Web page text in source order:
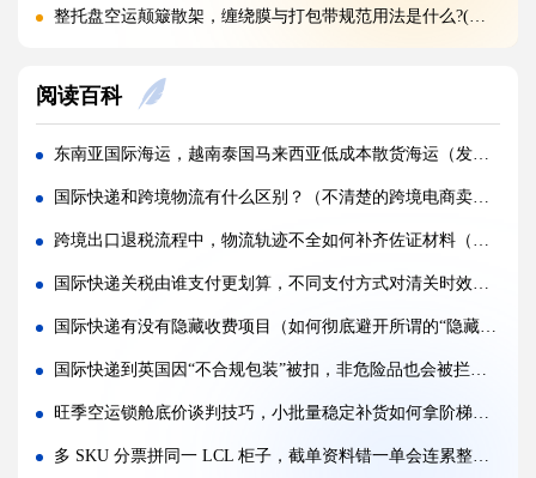
整托盘空运颠簸散架，缠绕膜与打包带规范用法是什么?(国际空运干货知识分享)
多国中转空运，过境海关查验该如何配合举证（国际空运干货知识分享）
多 SKU 混装托盘空运，如何装箱能减少亚马逊人工分拣拉长上架时长?(国际空运干货知识分享)
国际空运低申报被海关预警，第一次预警还有哪些补救放行办法(外贸人请注意)
美国 5106 备案不全，空派货物一定会被扣吗?(不清楚的跨境电商卖家看过来)
亚马逊入仓排队，空派如何缩短上架等待时间?(亚马逊卖家必看篇)
跨境电商 FBA 空运，自主 VAT 清关和集体包税清关分别适配什么场景（亚马逊卖家请注意）
凌晨落地的红眼航班空运，末端机场分拣会额外拉长多久派送时效?(不清楚的外贸人看过来)
国际空运附加费有哪些（燃油、安检、操作费一览）
国际空运运价经常波动（影响空运价格的核心因素）
阅读百科
东南亚国际海运，越南泰国马来西亚低成本散货海运（发海运到东南亚的外贸人看过来）
国际快递和跨境物流有什么区别？（不清楚的跨境电商卖家请注意）
跨境出口退税流程中，物流轨迹不全如何补齐佐证材料（跨境物流干货知识分享）
国际快递关税由谁支付更划算，不同支付方式对清关时效有何影响（不清楚的跨境电商卖家请注意）
国际快递有没有隐藏收费项目（如何彻底避开所谓的“隐藏收费”陷阱）
国际快递到英国因“不合规包装”被扣，非危险品也会被拦截的真实原因（跨境电商卖家请注意）
旺季空运锁舱底价谈判技巧，小批量稳定补货如何拿阶梯价(国际空运干货知识分享)
多 SKU 分票拼同一 LCL 柜子，截单资料错一单会连累整柜吗（国际海运干货知识分享）